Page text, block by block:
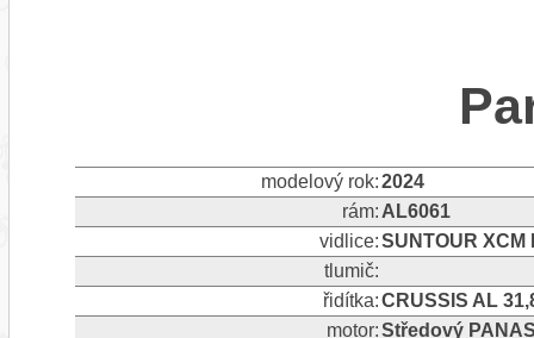
modelový rok:2024
rám: AL6061
vidlice:SUNTOUR XCM
tlumič:
řidítka:CRUSSIS AL
motor:Středový